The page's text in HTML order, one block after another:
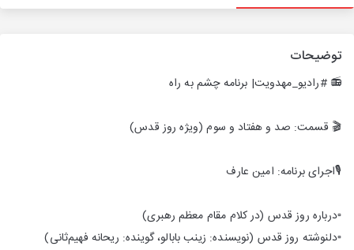
توضیحات
📻 #رادیو_مهدویت| برنامه چشم به راه
🎬 قسمت: صد و هفتاد و سوم (ویژه روز قدس)
🎙اجرای برنامه: امین عارف
▫️درباره روز قدس (در کلام مقام معظم رهبری)
▫️دلنوشته‌ روز قدس (نویسنده: زینب بابالو، گوینده: ریحانه فهیم‌ثانی)